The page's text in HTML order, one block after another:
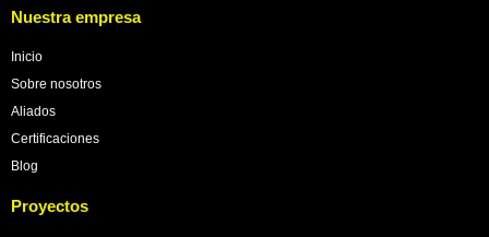
Nuestra empresa
Inicio
Sobre nosotros
Aliados
Certificaciones
Blog
Proyectos